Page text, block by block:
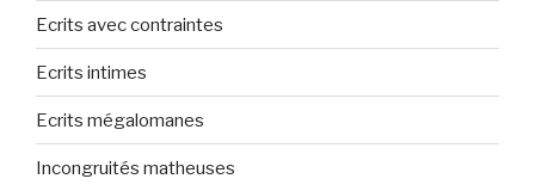
Ecrits avec contraintes
Ecrits intimes
Ecrits mégalomanes
Incongruités matheuses